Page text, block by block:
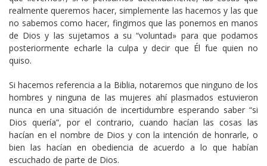
realmente queremos hacer, simplemente las hacemos y las que
no sabemos como hacer, fingimos que las ponemos en manos
de Dios y las sujetamos a su “voluntad» para que podamos
posteriormente echarle la culpa y decir que Él fue quien no
quiso.
Si hacemos referencia a la Biblia, notaremos que ninguno de los
hombres y ninguna de las mujeres ahí plasmados estuvieron
nunca en una situación de incertidumbre esperando saber “si
Dios quería”, por el contrario, cuando hacían las cosas las
hacían en el nombre de Dios y con la intención de honrarle, o
bien las hacían en obediencia de acuerdo a lo que habían
escuchado de parte de Dios.